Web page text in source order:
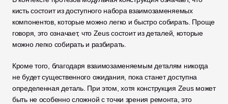
кисть состоит из доступного набора взаимозаменяемых
компонентов, которые можно легко и быстро собирать. Проще
говоря, это означает, что Zeus состоит из деталей, которые
можно легко собирать и разбирать.
Кроме того, благодаря взаимозаменяемым деталям никогда
не будет существенного ожидания, пока станет доступна
определенная деталь. При этом, хотя конструкция Zeus может
быть не особенно сложной с точки зрения ремонта, это